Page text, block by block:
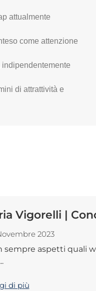
attualmente
come attenzione
di attrattività e
Vigorelli |
2023
sempre aspetti quali
di più